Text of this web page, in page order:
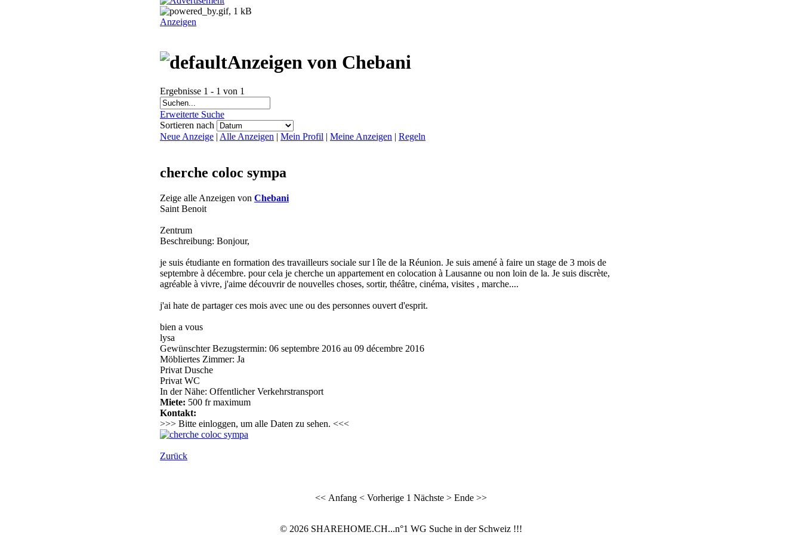
Anzeigen
Anzeigen von Chebani
Ergebnisse 1 - 1 von 1
Erweiterte Suche
Sortieren nach
Neue Anzeige | Alle Anzeigen | Mein Profil | Meine Anzeigen | Regeln
cherche coloc sympa
Zeige alle Anzeigen von Chebani
Saint Benoit
Zentrum
Beschreibung: Bonjour,
je suis étudiante en formation des travailleurs sociale sur l île de la Réunion. Je suis amené à faire un stage de 3 mois de
septembre à décembre. pour cela je cherche un appartement en colocation à Lausanne ou non loin de la. Je suis discrète,
agréable à vivre, j'aime découvrir de nouvelles choses, sortir, théâtre, cinéma, visites , marche....
j'ai hate de partager ces mois avec une ou des personnes ouvert d'esprit.
bien a vous
lysa
Gewünschter Bezugstermin: 06 septembre 2016 au 09 décembre 2016
Möbliertes Zimmer: Ja
Privat Dusche
Privat WC
In der Nähe: Offentlicher Verkehrstransport
Miete: 500 fr maximum
Kontakt:
>>> Bitte einloggen, um alle Daten zu sehen. <<<
Zurück
<< Anfang < Vorherige 1 Nächste > Ende >>
© 2026 SHAREHOME.CH...n°1 WG Suche in der Schweiz !!!